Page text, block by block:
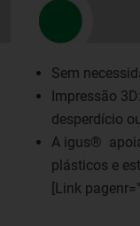
Sem
Impressão
desperdício
A igus®
plásticos e
[Link